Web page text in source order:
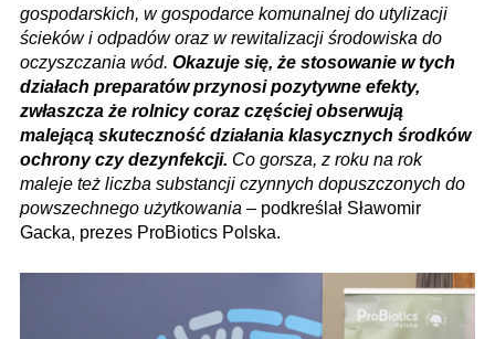
gospodarskich, w gospodarce komunalnej do utylizacji
ścieków i odpadów oraz w rewitalizacji środowiska do
oczyszczania wód. Okazuje się, że stosowanie w tych
działach preparatów przynosi pozytywne efekty,
zwłaszcza że rolnicy coraz częściej obserwują
malejącą skuteczność działania klasycznych środków
ochrony czy dezynfekcji. Co gorsza, z roku na rok
maleje też liczba substancji czynnych dopuszczonych do
powszechnego użytkowania – podkreślał Sławomir
Gacka, prezes ProBiotics Polska.